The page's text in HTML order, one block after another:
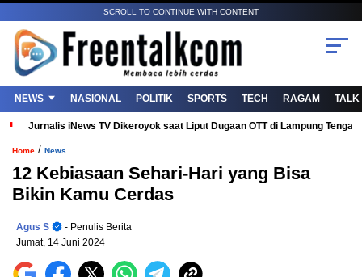
SCROLL TO CONTINUE WITH CONTENT
NEWS NASIONAL POLITIK SPORTS TECH RAGAM TALK
Jurnalis iNews TV Dikeroyok saat Liput Dugaan OTT di Lampung
Home / News
12 Kebiasaan Sehari-Hari yang Bisa
Bikin Kamu Cerdas
Agus S
- Penulis Berita
Jumat, 14 Juni 2024